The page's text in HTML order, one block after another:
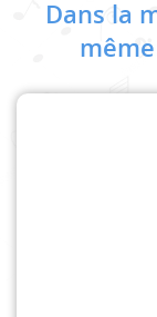
Dans la